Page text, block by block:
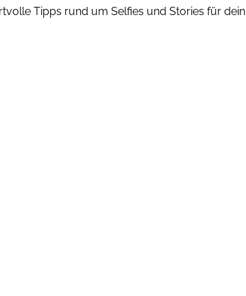
Tipps rund um Selfies und Stories für dein